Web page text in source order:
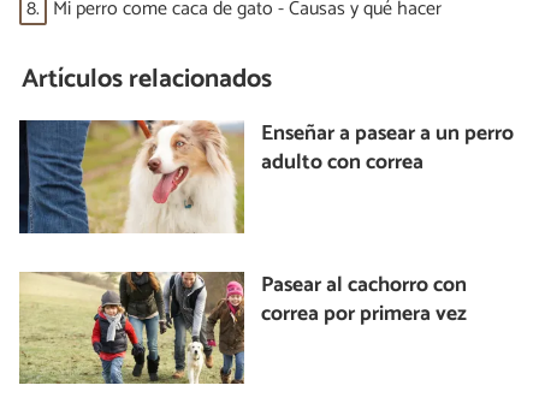
8. Mi perro come caca de gato - Causas y qué hacer
Artículos relacionados
Enseñar a pasear a un perro
adulto con correa
Pasear al cachorro con
correa por primera vez